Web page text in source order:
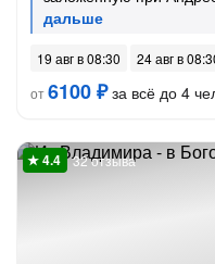
19 авг в 08:30
24 авг в
от6100 ₽за всё до 4
32 отзыва